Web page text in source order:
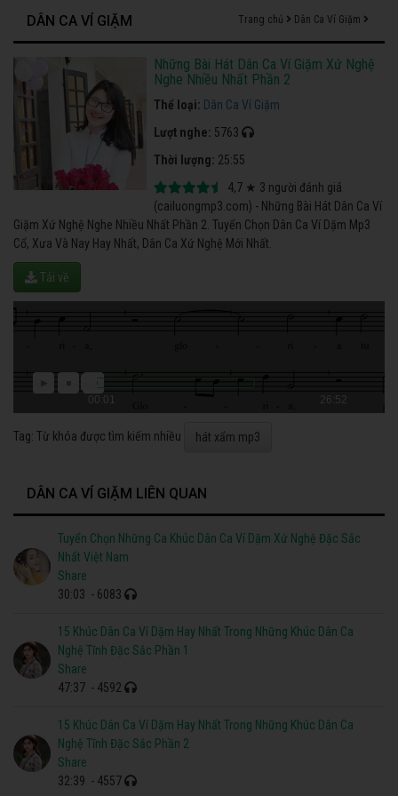
DÂN CA VÍ GIẶM Trang chủ Dân Ca Ví Giặm
Những Bài Hát Dân Ca Ví Giặm Xứ Nghệ
Nghe Nhiều Nhất Phần 2
Thể loại: Dân Ca Ví Giặm
Lượt nghe: 5763
Thời lượng: 25:55
4,7 ★ 3 người đánh giá
(cailuongmp3.com) - Những Bài Hát Dân Ca Ví
Giặm Xứ Nghệ Nghe Nhiều Nhất Phần 2. Tuyển Chọn Dân Ca Ví Dặm Mp3
Cổ, Xưa Và Nay Hay Nhất, Dân Ca Xứ Nghệ Mới Nhất.
Tải về
00:01 26:52
Tag: Từ khóa được tìm kiếm nhiều hát xẩm mp3
DÂN CA VÍ GIẶM LIÊN QUAN
Tuyển Chọn Những Ca Khúc Dân Ca Ví Dặm Xứ Nghệ Đặc Sắc
Nhất Việt Nam
Share
30:03 - 6083
15 Khúc Dân Ca Ví Dặm Hay Nhất Trong Những Khúc Dân Ca
Nghệ Tĩnh Đặc Sắc Phần 1
Share
47:37 - 4592
15 Khúc Dân Ca Ví Dặm Hay Nhất Trong Những Khúc Dân Ca
Nghệ Tĩnh Đặc Sắc Phần 2
Share
32:39 - 4557